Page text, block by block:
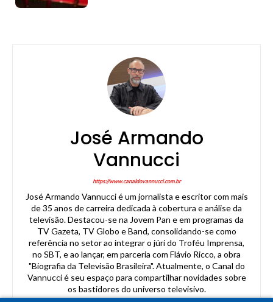
José Armando
Vannucci
https://www.canaldovannucci.com.br
José Armando Vannucci é um jornalista e escritor com mais
de 35 anos de carreira dedicada à cobertura e análise da
televisão. Destacou-se na Jovem Pan e em programas da
TV Gazeta, TV Globo e Band, consolidando-se como
referência no setor ao integrar o júri do Troféu Imprensa,
no SBT, e ao lançar, em parceria com Flávio Ricco, a obra
"Biografia da Televisão Brasileira". Atualmente, o Canal do
Vannucci é seu espaço para compartilhar novidades sobre
os bastidores do universo televisivo.